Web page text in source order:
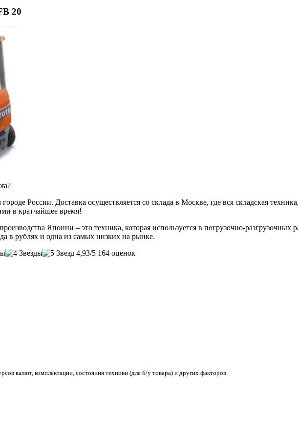
20
России. Доставка осуществляется со склада в Москве, где вся складская
в кратчайшее время!
Японии – это техника, которая используется в погрузочно-разгрузочных
в рублях и одна из самых низких на рынке.
4,93/5 164 оценок
валют, комплектации, состояния техники (для б/у товара) и других факторов